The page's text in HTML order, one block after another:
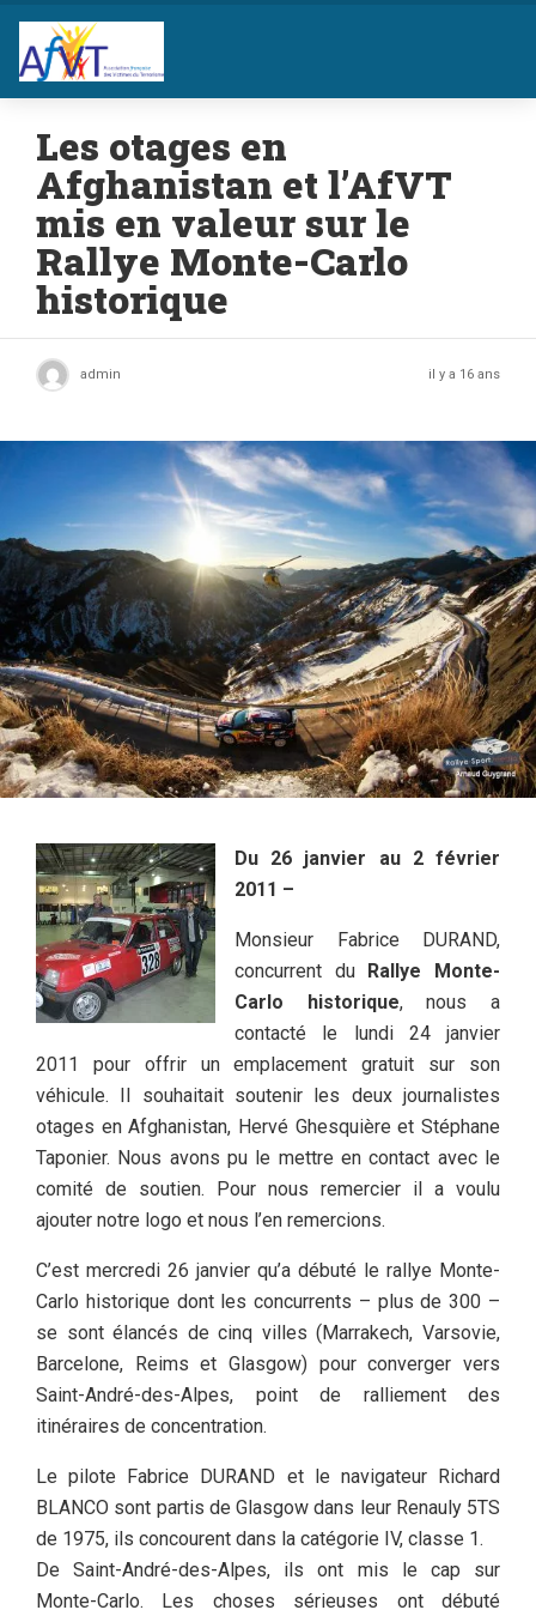
Les otages en
Afghanistan et l’AfVT
mis en valeur sur le
Rallye Monte-Carlo
historique
admin il y a 16 ans
Du 26 janvier au 2 février
2011 –
Monsieur Fabrice DURAND,
concurrent du
Rallye Monte-
Carlo historique, nous a
contacté le lundi 24 janvier
2011 pour offrir un emplacement gratuit sur son
véhicule. Il souhaitait soutenir les deux journalistes
otages en Afghanistan, Hervé Ghesquière et Stéphane
Taponier. Nous avons pu le mettre en contact avec le
comité de soutien. Pour nous remercier il a voulu
ajouter notre logo et nous l’en remercions.
C’est mercredi 26 janvier qu’a débuté le rallye Monte-
Carlo historique dont les concurrents – plus de 300 –
se sont élancés de cinq villes (Marrakech, Varsovie,
Barcelone, Reims et Glasgow) pour converger vers
Saint-André-des-Alpes, point de ralliement des
itinéraires de concentration.
Le pilote Fabrice DURAND et le navigateur Richard
BLANCO sont partis de Glasgow dans leur Renauly 5TS
de 1975, ils concourent dans la catégorie IV, classe 1.
De Saint-André-des-Alpes, ils ont mis le cap sur
Monte-Carlo. Les choses sérieuses ont débuté